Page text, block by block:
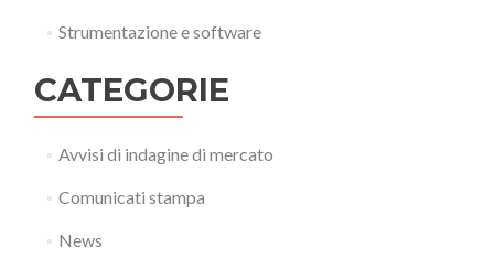
Strumentazione e software
CATEGORIE
Avvisi di indagine di mercato
Comunicati stampa
News